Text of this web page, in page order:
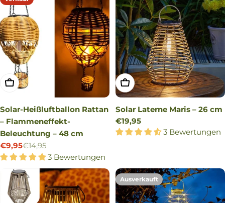
IN DEN WARENKORB LEGEN
Solar-Heißluftballon Rattan
– Flammeneffekt-
Beleuchtung – 48 cm
Verkaufspreis
€9,95
Regulärer
Preis
€14,95
3 Bewertungen
IN DEN WARENKORB
Solar Laterne Maris – 26 cm
Regulärer
Preis
€19,95
3 Bewertungen
Ausverkauft